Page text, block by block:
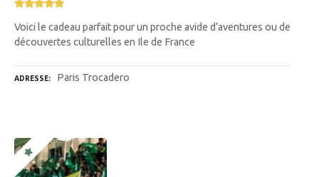
Voici le cadeau parfait pour un proche avide d’aventures ou de
découvertes culturelles en Ile de France
ADRESSE Paris Trocadero